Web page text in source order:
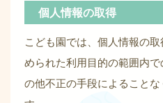
個人情報の取得
こども園では、個人情報の
められた利用目的の範囲内
の他不正の手段によること